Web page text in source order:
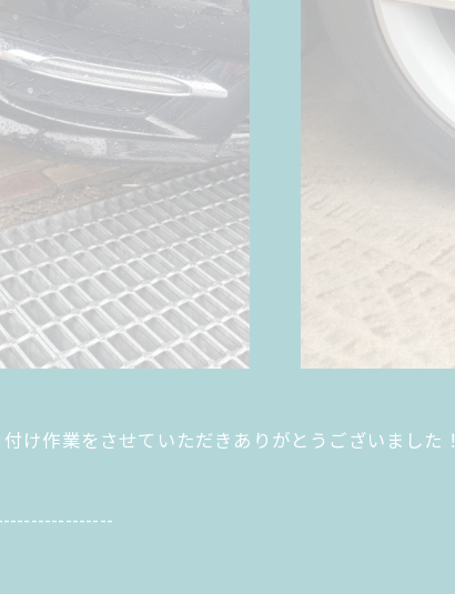
け作業をさせていただきありがとうございました！